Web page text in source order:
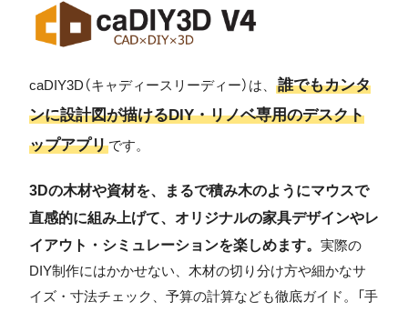
caDIY3D（キャディースリーディー）は、
誰でもカンタ
ンに設計図が描けるDIY・リノベ専用のデスクト
ップアプリです。
3Dの木材や資材を、まるで積み木のようにマウスで
直感的に組み上げて、オリジナルの家具デザインやレ
イアウト・シミュレーションを楽しめます。 実際の
DIY制作にはかかせない、木材の切り分け方や細かなサ
イズ・寸法チェック、予算の計算なども徹底ガイド。「手